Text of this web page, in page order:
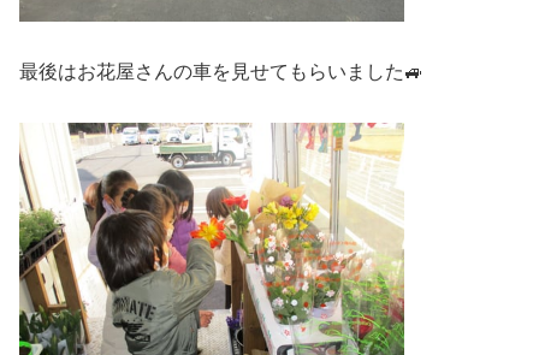
最後はお花屋さんの車を見せてもらいました🚙